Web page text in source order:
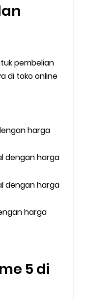
pembelian
di toko online
harga
dengan harga
dengan harga
harga
5 di